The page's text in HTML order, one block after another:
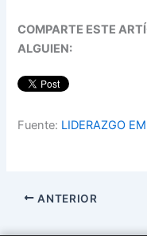
COMPARTE ESTE
ALGUIEN:
Fuente: LIDERAZGO
ANTERIOR